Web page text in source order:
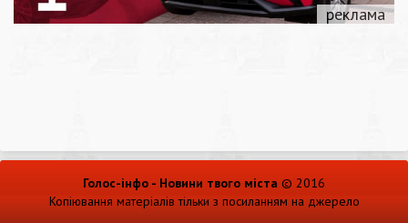
Голос-інфо - Новини твого міста © 2016
Копіювання матеріалів тільки з посиланням на джерело